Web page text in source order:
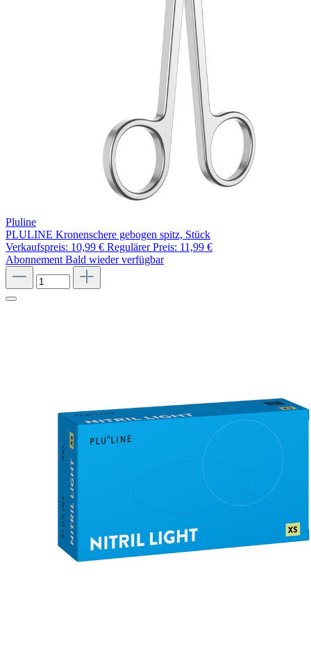
Pluline
PLULINE Kronenschere gebogen spitz, Stück
Verkaufspreis: 10,99 € Regulärer Preis: 11,99 €
Abonnement Bald wieder verfügbar